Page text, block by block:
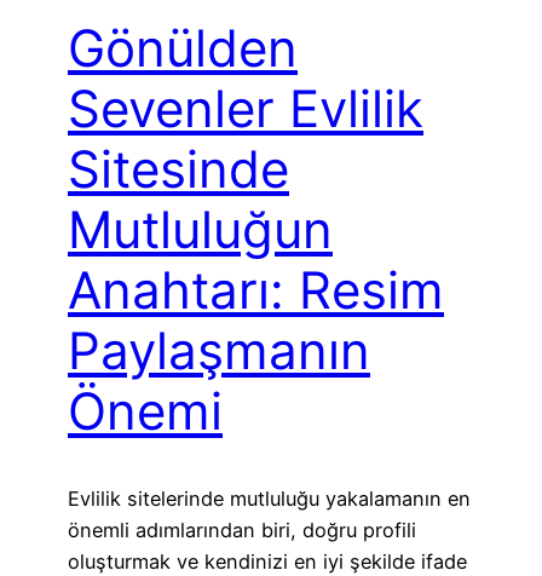
Gönülden
Sevenler Evlilik
Sitesinde
Mutluluğun
Anahtarı: Resim
Paylaşmanın
Önemi
Evlilik sitelerinde mutluluğu yakalamanın en
önemli adımlarından biri, doğru profili
oluşturmak ve kendinizi en iyi şekilde ifade